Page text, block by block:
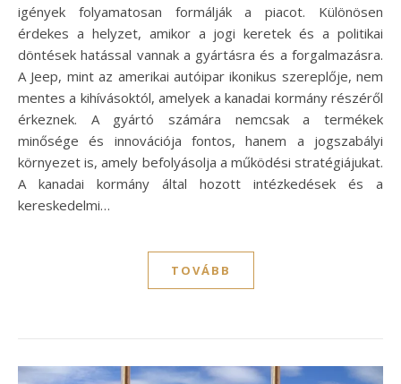
igények folyamatosan formálják a piacot. Különösen
érdekes a helyzet, amikor a jogi keretek és a politikai
döntések hatással vannak a gyártásra és a forgalmazásra.
A Jeep, mint az amerikai autóipar ikonikus szereplője, nem
mentes a kihívásoktól, amelyek a kanadai kormány részéről
érkeznek. A gyártó számára nemcsak a termékek
minősége és innovációja fontos, hanem a jogszabályi
környezet is, amely befolyásolja a működési stratégiájukat.
A kanadai kormány által hozott intézkedések és a
kereskedelmi…
TOVÁBB